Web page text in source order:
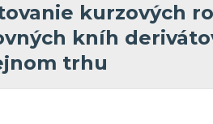
kurzových
kníh
trhu